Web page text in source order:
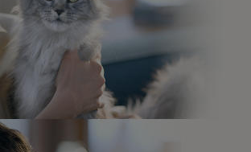
a las necesidades de tu mascota,
sobre su salud y bienestar ¡y
novedades cada mes!
y expertos en perros y gatos
resolver todas tus dudas.​